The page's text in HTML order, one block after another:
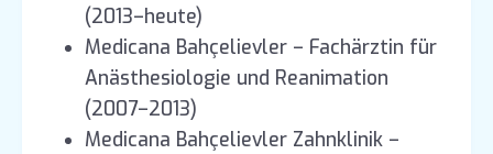
(2013–heute)
Medicana Bahçelievler – Fachärztin für
Anästhesiologie und Reanimation
(2007–2013)
Medicana Bahçelievler Zahnklinik –